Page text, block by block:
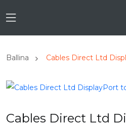
Ballina Cables Direct Ltd
Cables Direct Ltd